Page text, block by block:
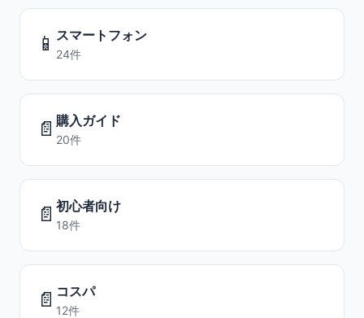
📱 スマートフォン
24件
📄 購入ガイド
20件
📄 初心者向け
18件
📄 コスパ
12件